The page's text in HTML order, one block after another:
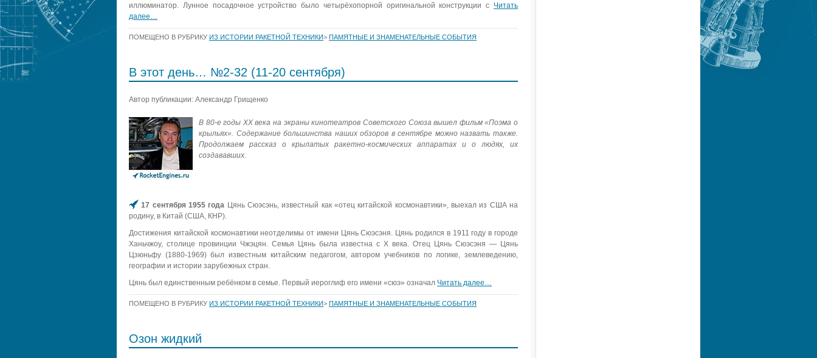
иллюминатор. Лунное посадочное устройство было четырёхопорной оригинальной конструкции с Читать
далее…
ПОМЕЩЕНО В РУБРИКУ ИЗ ИСТОРИИ РАКЕТНОЙ ТЕХНИКИ> ПАМЯТНЫЕ И ЗНАМЕНАТЕЛЬНЫЕ СОБЫТИЯ
В этот день… №2-32 (11-20 сентября)
Автор публикации: Александр Грищенко
В 80-е годы ХХ века на экраны кинотеатров Советского Союза вышел фильм «Поэма о
крыльях». Содержание большинства наших обзоров в сентябре можно назвать также.
Продолжаем рассказ о крылатых ракетно-космических аппаратах и о людях, их
создававших.
17 сентября 1955 года Цянь Сюэсэнь, известный как «отец китайской космонавтики», выехал из США на
родину, в Китай (США, КНР).
Достижения китайской космонавтики неотделимы от имени Цянь Сюэсэня. Цянь родился в 1911 году в городе
Ханьчжоу, столице провинции Чжэцян. Семья Цянь была известна с Х века. Отец Цянь Сюэсэня — Цянь
Цзюньфу (1880-1969) был известным китайским педагогом, автором учебников по логике, землеведению,
географии и истории зарубежных стран.
Цянь был единственным ребёнком в семье. Первый иероглиф его имени «сюэ» означал Читать далее…
ПОМЕЩЕНО В РУБРИКУ ИЗ ИСТОРИИ РАКЕТНОЙ ТЕХНИКИ> ПАМЯТНЫЕ И ЗНАМЕНАТЕЛЬНЫЕ СОБЫТИЯ
Озон жидкий